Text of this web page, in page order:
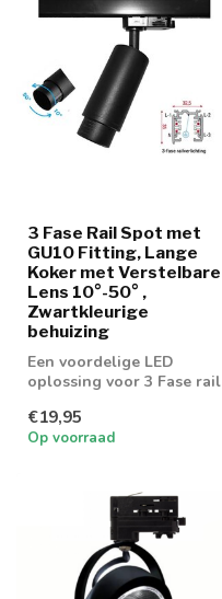
3 Fase Rail Spot met
GU10 Fitting, Lange
Koker met Verstelbare
Lens 10°-50° ,
Zwartkleurige
behuizing
Een voordelige LED
oplossing voor 3 Fase rail
GU10 spot
€19,95
Op voorraad